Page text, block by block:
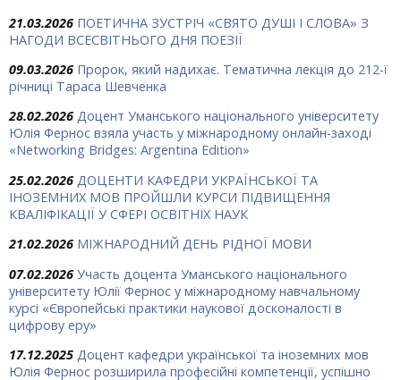
21.03.2026 ПОЕТИЧНА ЗУСТРІЧ «СВЯТО ДУШІ І СЛОВА» З
НАГОДИ ВСЕСВІТНЬОГО ДНЯ ПОЕЗІЇ
09.03.2026 Пророк, який надихає. Тематична лекція до 212-ї
річниці Тараса Шевченка
28.02.2026 Доцент Уманського національного університету
Юлія Фернос взяла участь у міжнародному онлайн-заході
«Networking Bridges: Argentina Edition»
25.02.2026 ДОЦЕНТИ КАФЕДРИ УКРАЇНСЬКОЇ ТА
ІНОЗЕМНИХ МОВ ПРОЙШЛИ КУРСИ ПІДВИЩЕННЯ
КВАЛІФІКАЦІЇ У СФЕРІ ОСВІТНІХ НАУК
21.02.2026 МІЖНАРОДНИЙ ДЕНЬ РІДНОЇ МОВИ
07.02.2026 Участь доцента Уманського національного
університету Юлії Фернос у міжнародному навчальному
курсі «Європейські практики наукової досконалості в
цифрову еру»
17.12.2025 Доцент кафедри української та іноземних мов
Юлія Фернос розширила професійні компетенції, успішно